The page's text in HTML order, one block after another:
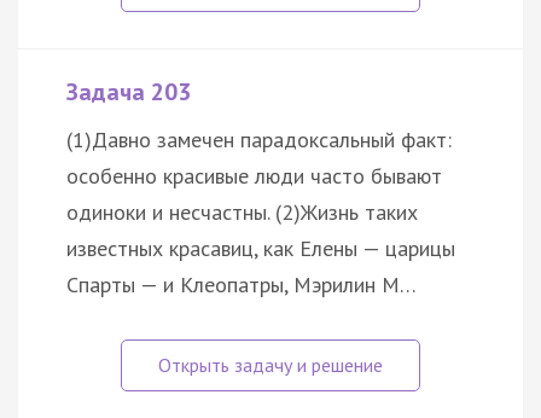
Задача 203
(1)Давно замечен парадоксальный факт:
особенно красивые люди часто бывают
одиноки и несчастны. (2)Жизнь таких
известных красавиц, как Елены — царицы
Спарты — и Клеопатры, Мэрилин М…